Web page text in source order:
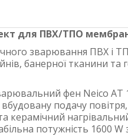
для ПВХ/ТПО
зварювання ПВХ і
банерної тканини
фен Neico AT
подачу
керамічний
потужність 1600 W